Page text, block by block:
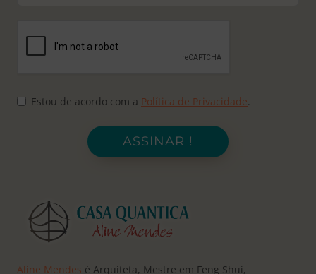
Estou de acordo com a Política de Privacidade.
ASSINAR !
Aline Mendes é Arquiteta, Mestre em Feng Shui,